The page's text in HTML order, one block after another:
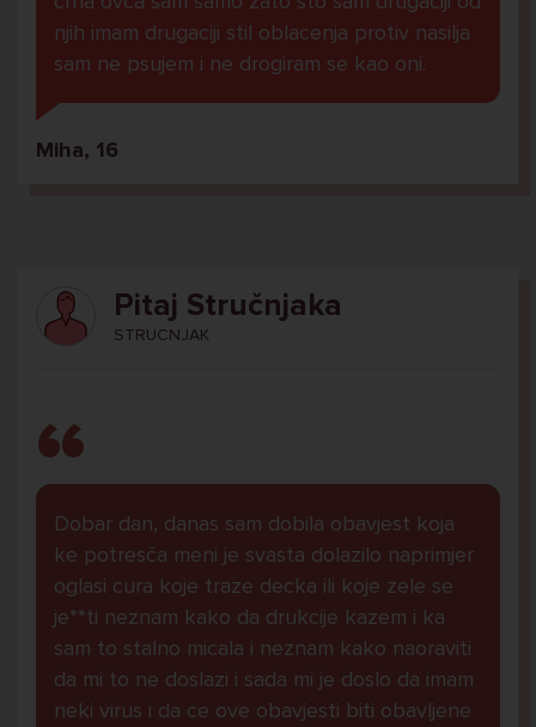
njih imam drugaciji stil oblacenja protiv nasilja
sam ne psujem i ne drogiram se kao oni.
Miha, 16
Pitaj Stručnjaka
STRUCNJAK
Dobar dan, danas sam dobila obavjest koja
ke potresča meni je svasta dolazilo naprimjer
oglasi cura koje traze decka ili koje zele se
je**ti neznam kako da drukcije kazem i ka
sam to stalno micala i neznam kako naoraviti
da mi to ne doslazi i sada mi je doslo da imam
neki virus i da ce ove obavjesti biti obavljene